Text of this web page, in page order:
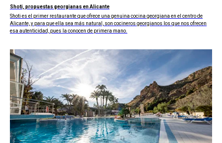
Shoti, propuestas georgianas en Alicante
Shoti es el primer restaurante que ofrece una genuina cocina georgiana en el centro de
Alicante, y para que ella sea más natural, son cocineros georgianos los que nos ofrecen
esa autenticidad, pues la conocen de primera mano.